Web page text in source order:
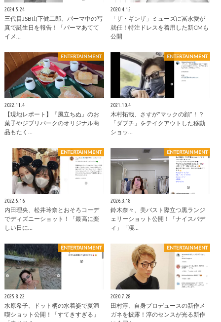
2024.5.24
三代目JSB山下健二郎、パーマ中の写
真で誕生日を報告！「パーマあてて
イメ…
2020.4.15
「ザ・ギンザ」ミューズに冨永愛が
就任！特注ドレスを着用した新CMも
公開
ENTERTAINMENT
2022.11.4
【現地レポート】『風立ちぬ』のお
菓子やジブリパークのオリジナル商
品もたく…
ENTERTAINMENT
2021.10.4
木村拓哉、さすが“マックの顔”！？
「ダブチ」をテイクアウトした移動
ショッ…
ENTERTAINMENT
2022.5.16
内田理央、松井玲奈とおそろコーデ
でディズニーショット！「最高に楽
しい日に…
ENTERTAINMENT
2026.3.18
鈴木奈々、美バスト際立つ黒ランジ
ェリーショット公開！「ナイスバデ
ィ」「凄…
ENTERTAINMENT
2025.8.22
水原希子、ドット柄の水着姿で夏満
喫ショット公開！「すてきすぎる」
ENTERTAINMENT
2020.7.28
田村淳、自身プロデュースの新作メ
ガネを披露！淳のセンスが光る新作